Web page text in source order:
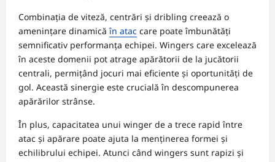
Combinația de viteză, centrări și dribling creează o
amenințare dinamicăîn atac care poate îmbunătăți
semnificativ performanța echipei. Wingers care excelează
în aceste domenii pot atrage apărătorii de la jucătorii
centrali, permițând jocuri mai eficiente și oportunități de
gol. Această sinergie este crucială în descompunerea
apărărilor strânse.
În plus, capacitatea unui winger de a trece rapid între
atac și apărare poate ajuta la menținerea formei și
echilibrului echipei. Atunci când wingers sunt rapizi și